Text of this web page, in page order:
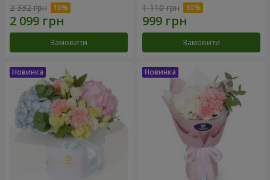
2 332 грн
Замовити
1 110 грн
Замовити